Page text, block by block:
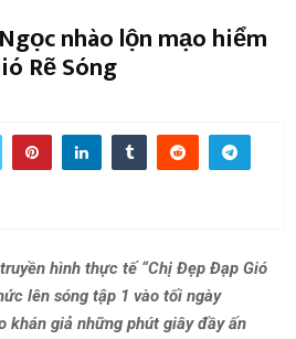
nhào lộn mạo hiểm
Rẽ Sóng
hình thực tế “Chị Đẹp Đạp Gió
lên sóng tập 1 vào tối ngày
khán giả những phút giây đầy ấn